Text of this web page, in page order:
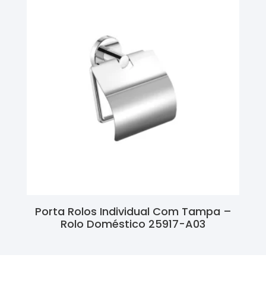
Porta Rolos Individual Com Tampa –
Rolo Doméstico 25917-A03